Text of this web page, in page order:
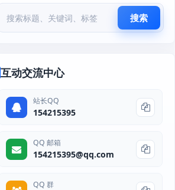
搜索
互动交流中心
站长QQ
154215395
QQ 邮箱
154215395@qq.com
QQ 群